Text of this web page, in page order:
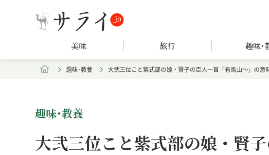
美味 旅行 趣味･
趣味･教養 大弐三位こと紫式部の娘・賢子の百人一首「有馬山〜」の意
趣味･教養
大弐三位こと紫式部の娘・賢